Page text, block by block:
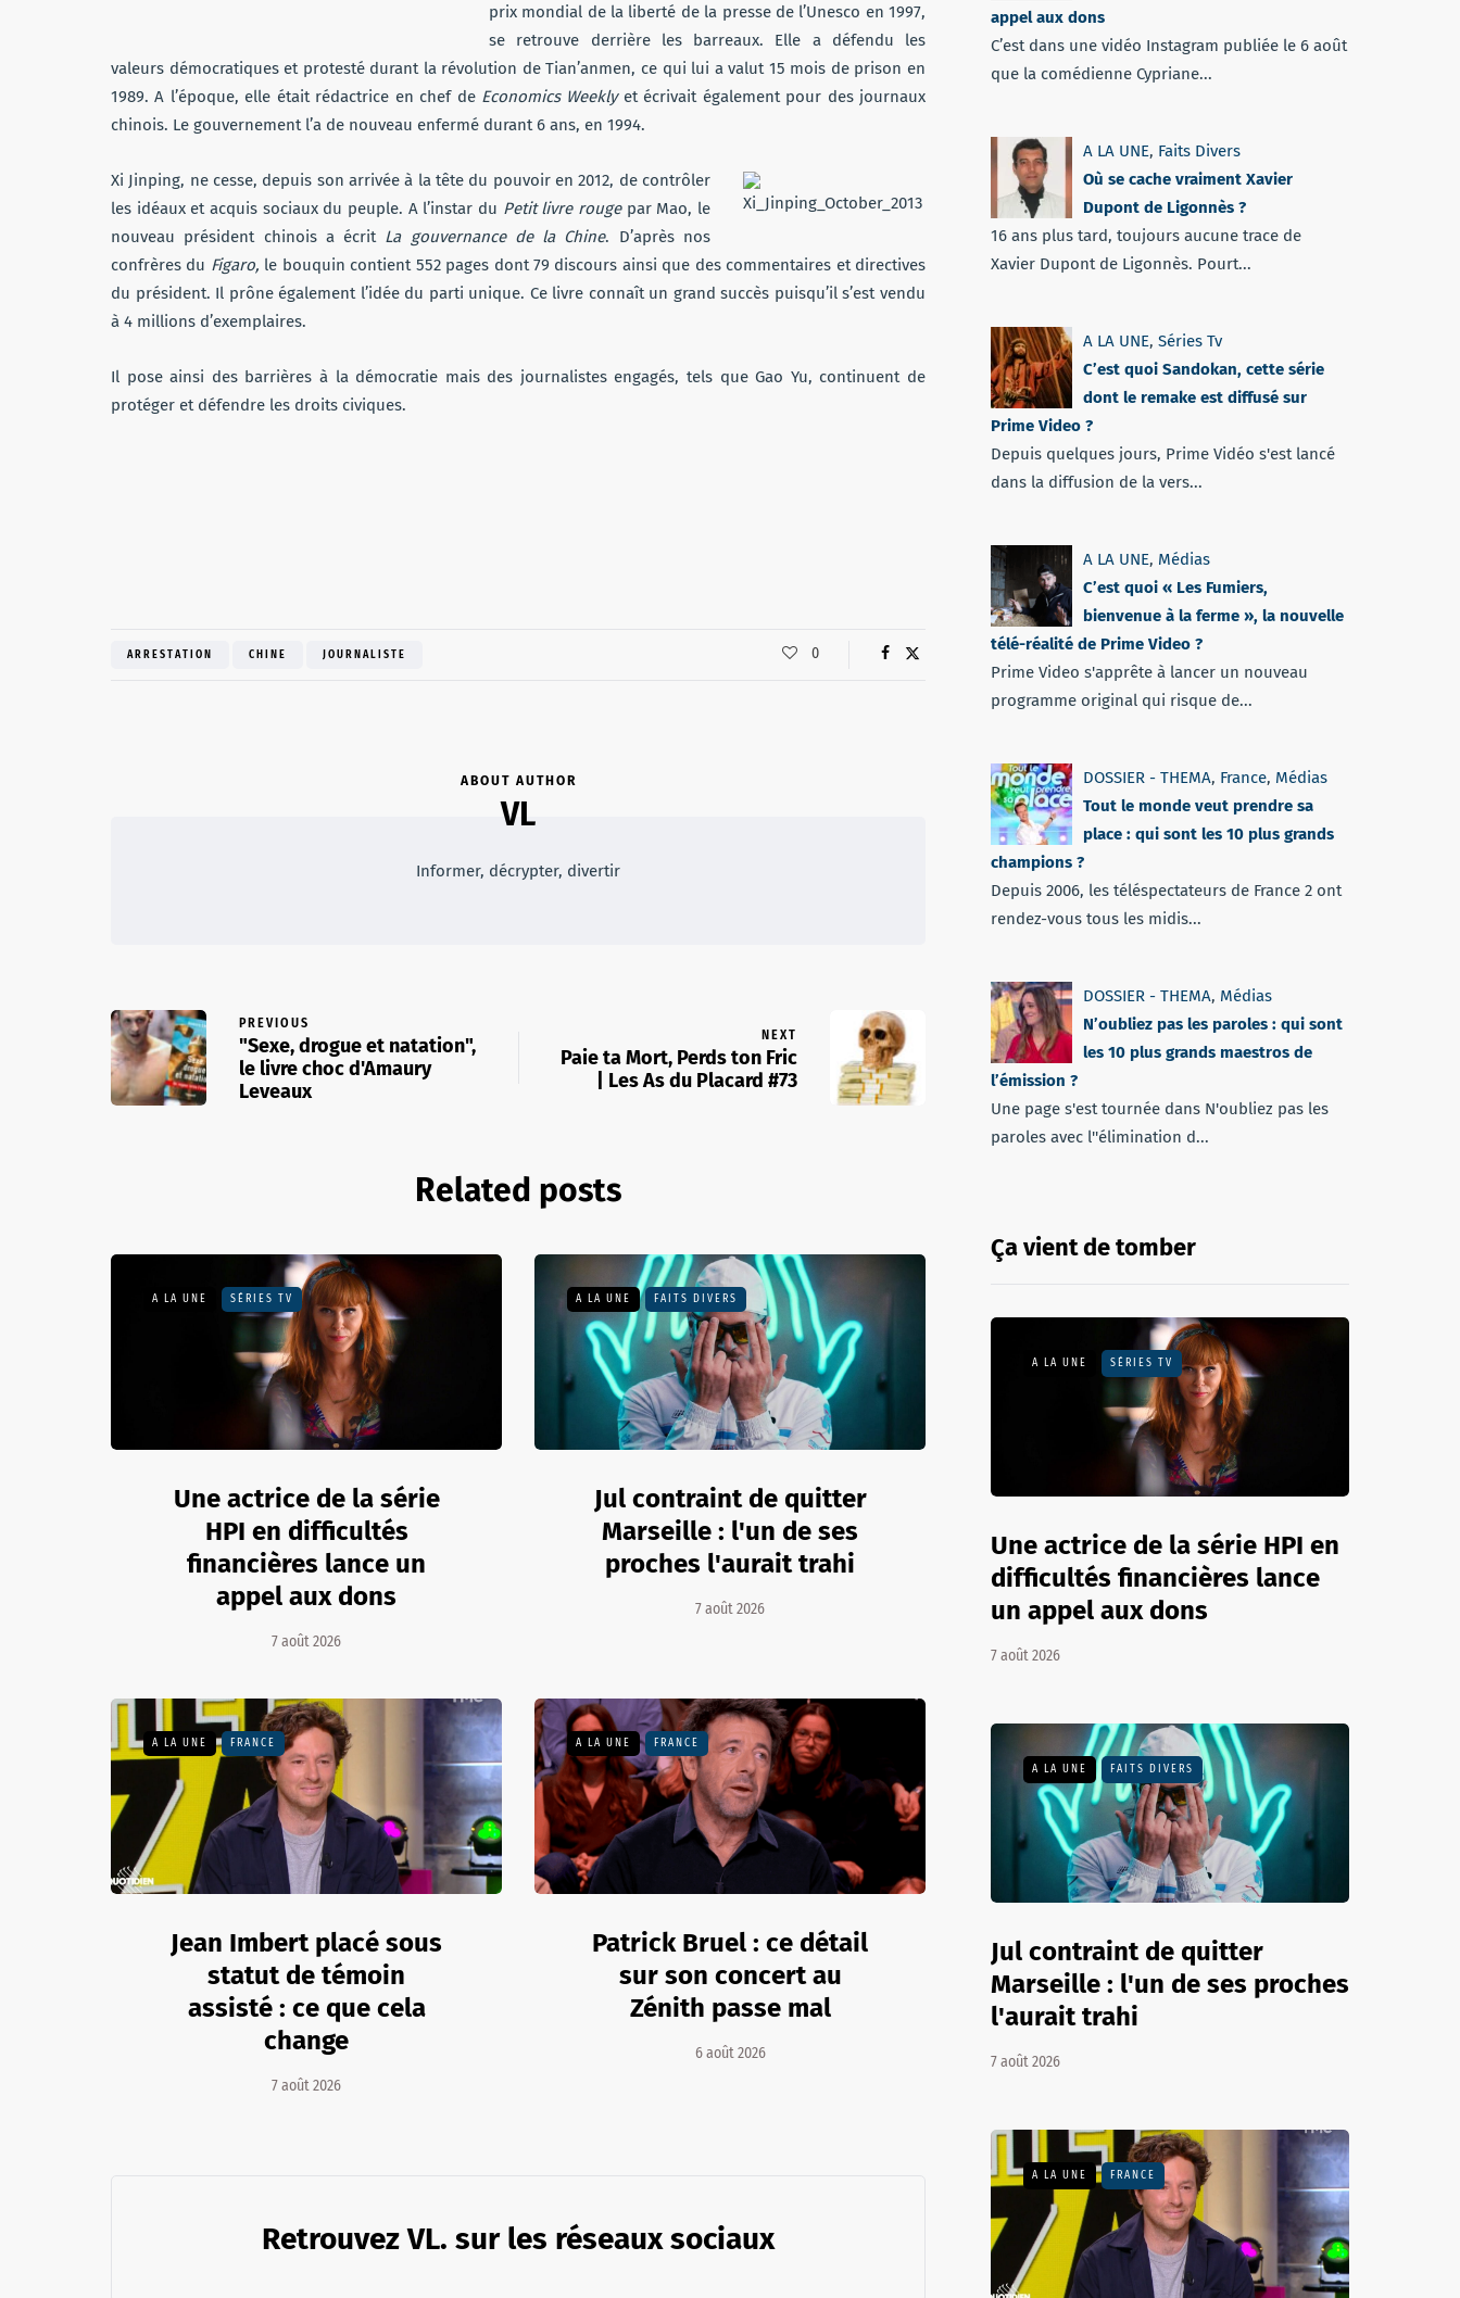
prix mondial de la liberté de la presse de l’Unesco en 1997,
se retrouve derrière les barreaux. Elle a défendu les
valeurs démocratiques et protesté durant la révolution de Tian’anmen, ce qui lui a valut 15 mois de prison en
1989. A l’époque, elle était rédactrice en chef de Economics Weeklyet écrivait également pour des journaux
chinois. Le gouvernement l’a de nouveau enfermé durant 6 ans, en 1994.
Xi Jinping, ne cesse, depuis son arrivée à la tête du pouvoir en 2012, de contrôler
les idéaux et acquis sociaux du peuple. A l’instar du Petit livre rouge par Mao, le
nouveau président chinois a écrit La gouvernance de la Chine. D’après nos
confrères du Figaro, le bouquin contient 552 pages dont 79 discours ainsi que des commentaires et directives
du président. Il prône également l’idée du parti unique. Ce livre connaît un grand succès puisqu’il s’est vendu
à 4 millions d’exemplaires.
Il pose ainsi des barrières à la démocratie mais des journalistes engagés, tels que Gao Yu, continuent de
protéger et défendre les droits civiques.
ARRESTATION CHINE JOURNALISTE 0
ABOUT AUTHOR
VL
Informer, décrypter, divertir
PREVIOUS
"Sexe, drogue et natation",
le livre choc d'Amaury
Leveaux
NEXT
Paie ta Mort, Perds ton Fric
| Les As du Placard #73
Related posts
A LA UNE SÉRIES TV
Une actrice de la série
HPI en difficultés
financières lance un
appel aux dons
7 août 2026
A LA UNE FAITS DIVERS
Jul contraint de quitter
Marseille : l'un de ses
proches l'aurait trahi
7 août 2026
A LA UNE FRANCE
Jean Imbert placé sous
statut de témoin
assisté : ce que cela
change
7 août 2026
A LA UNE FRANCE
Patrick Bruel : ce détail
sur son concert au
Zénith passe mal
6 août 2026
Retrouvez VL. sur les réseaux sociaux
appel aux dons
C’est dans une vidéo Instagram publiée le 6 août
que la comédienne Cypriane...
A LA UNE, Faits Divers
Où se cache vraiment Xavier
Dupont de Ligonnès ?
16 ans plus tard, toujours aucune trace de
Xavier Dupont de Ligonnès. Pourt...
A LA UNE, Séries Tv
C’est quoi Sandokan, cette série
dont le remake est diffusé sur
Prime Video ?
Depuis quelques jours, Prime Vidéo s'est lancé
dans la diffusion de la vers...
A LA UNE, Médias
C’est quoi « Les Fumiers,
bienvenue à la ferme », la nouvelle
télé-réalité de Prime Video ?
Prime Video s'apprête à lancer un nouveau
programme original qui risque de...
DOSSIER - THEMA, France, Médias
Tout le monde veut prendre sa
place : qui sont les 10 plus grands
champions ?
Depuis 2006, les téléspectateurs de France 2 ont
rendez-vous tous les midis...
DOSSIER - THEMA, Médias
N’oubliez pas les paroles : qui sont
les 10 plus grands maestros de
l’émission ?
Une page s'est tournée dans N'oubliez pas les
paroles avec l''élimination d...
Ça vient de tomber
A LA UNE SÉRIES TV
Une actrice de la série HPI en
difficultés financières lance
un appel aux dons
7 août 2026
A LA UNE FAITS DIVERS
Jul contraint de quitter
Marseille : l'un de ses proches
l'aurait trahi
7 août 2026
A LA UNE FRANCE